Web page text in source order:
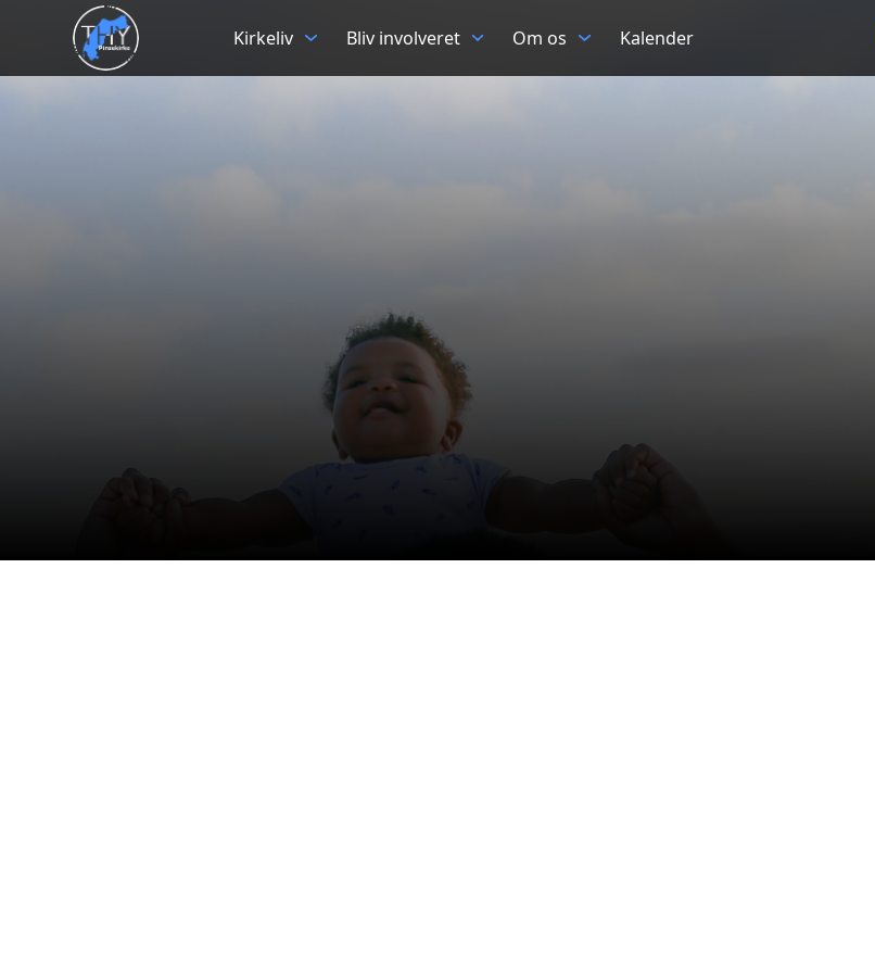
Kirkeliv Bliv involveret Om os Kalender
Netværksgrupper
Netværksgrupperne er kirke tæt på. Det er din udvidede familie, og
man mødes derfor ud over gudstjenesten i private hjem, for at bygge
relationer, eller måske for at hjælpe hinanden.